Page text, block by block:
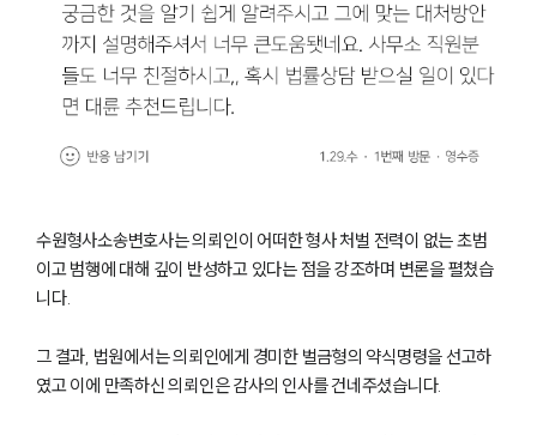
수원형사소송변호사는 의뢰인이 어떠한 형사 처벌 전력이 없는 초범
이고 범행에 대해 깊이 반성하고 있다는 점을 강조하며 변론을 펼쳤습
니다.
그 결과, 법원에서는 의뢰인에게 경미한 벌금형의 약식명령을 선고하
였고 이에 만족하신 의뢰인은 감사의 인사를 건네주셨습니다.